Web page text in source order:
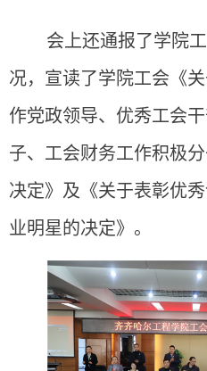
会上还通报了学院
况，宣读了学院工会《
作党政领导、优秀工会
子、工会财务工作积极
决定》及《关于表彰优
业明星的决定》。